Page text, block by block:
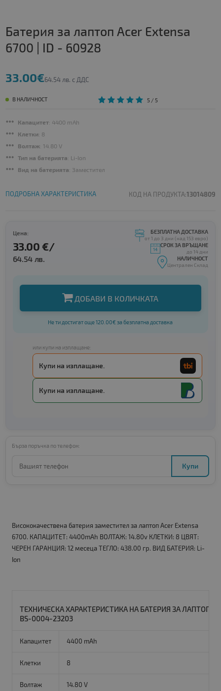
Батерия за лаптоп Acer Extensa
6700 | ID - 60928
33.00€64.54 лв. с ДДС
В НАЛИЧНОСТ 5/ 5
Капацитет: 4400 mAh
Клетки: 8
Волтаж: 14.80 V
Тип на батерията: Li-Ion
Вид на батерията: Заместител
ПОДРОБНА ХАРАКТЕРИСТИКА КОД НА ПРОДУКТА:13014809
Цена:
33.00 €/
64.54 лв.
БЕЗПЛАТНА ДОСТАВКА
от 1 до 3 дни (над 153 евро)
СРОК ЗА ВРЪЩАНЕ
до 14 дни
НАЛИЧНОСТ
Централен Склад
ДОБАВИ В КОЛИЧКАТА
Не ти достигат още 120.00€ за безплатна доставка
или купи на изплащане:
Купи на изплащане.
Купи на изплащане.
Бърза поръчка по телефон:
Купи
Висококачествена батерия заместител за лаптоп Acer Extensa
6700. КАПАЦИТЕТ: 4400mAh ВОЛТАЖ: 14.80v КЛЕТКИ: 8 ЦВЯТ:
ЧЕРЕН ГАРАНЦИЯ: 12 месеца ТЕГЛО: 438.00 гр. ВИД БАТЕРИЯ: Li-
Ion
ТЕХНИЧЕСКА ХАРАКТЕРИСТИКА НА БАТЕРИЯ ЗА ЛАПТОП
BS-0004-23203
Капацитет 4400 mAh
Клетки 8
Волтаж 14.80 V